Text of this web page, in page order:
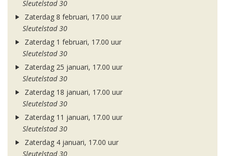
Sleutelstad 30
Zaterdag 8 februari, 17.00 uur
Sleutelstad 30
Zaterdag 1 februari, 17.00 uur
Sleutelstad 30
Zaterdag 25 januari, 17.00 uur
Sleutelstad 30
Zaterdag 18 januari, 17.00 uur
Sleutelstad 30
Zaterdag 11 januari, 17.00 uur
Sleutelstad 30
Zaterdag 4 januari, 17.00 uur
Sleutelstad 30